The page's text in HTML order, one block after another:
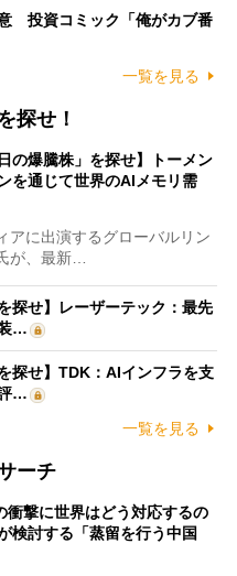
投資コミック「俺がカブ番
一覧を見る
探せ！
の爆騰株」を探せ】トーメン
を通じて世界のAIメモリ需
に出演するグローバルリン
が、最新…
探せ】レーザーテック：最先
…
探せ】TDK：AIインフラを支
…
一覧を見る
ーチ
撃に世界はどう対応するの
討する「蒸留を行う中国